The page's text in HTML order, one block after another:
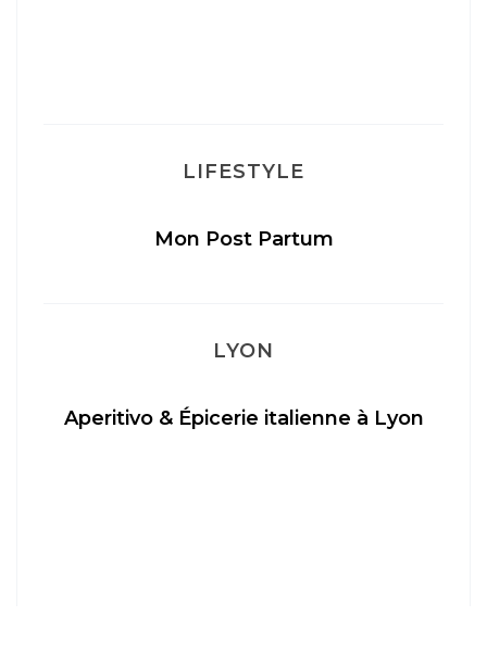
LIFESTYLE
Mon Post Partum
LYON
Aperitivo & Épicerie italienne à Lyon